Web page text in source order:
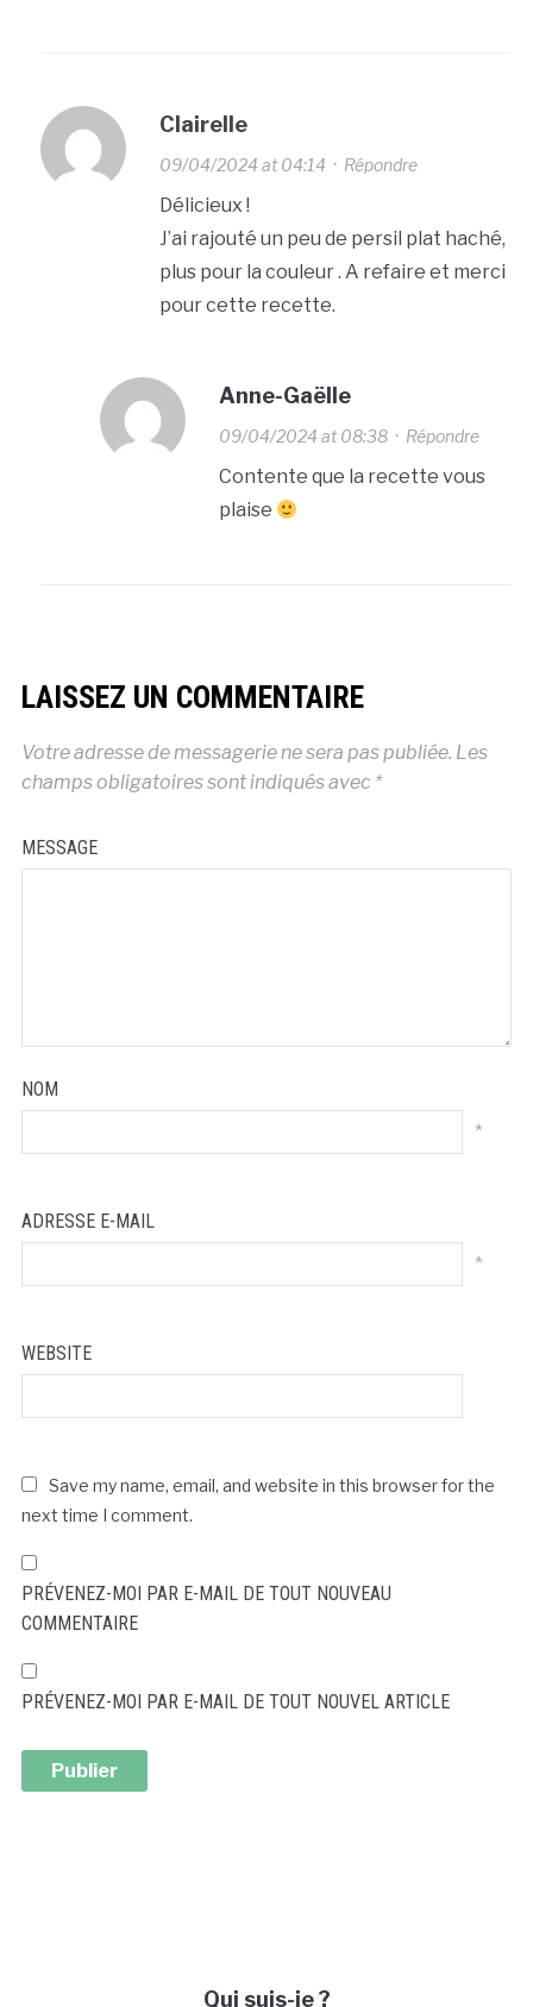
Clairelle
09/04/2024 at 04:14· Répondre
Délicieux !
J’ai rajouté un peu de persil plat haché,
plus pour la couleur . A refaire et merci
pour cette recette.
Anne-Gaëlle
09/04/2024 at 08:38· Répondre
Contente que la recette vous
plaise
LAISSEZ UN COMMENTAIRE
Votre adresse de messagerie ne sera pas publiée. Les
champs obligatoires sont indiqués avec *
MESSAGE
NOM
*
ADRESSE E-MAIL
*
WEBSITE
Save my name, email, and website in this browser for the
next time I comment.
PRÉVENEZ-MOI PAR E-MAIL DE TOUT NOUVEAU
COMMENTAIRE
PRÉVENEZ-MOI PAR E-MAIL DE TOUT NOUVEL ARTICLE
Qui suis-je ?